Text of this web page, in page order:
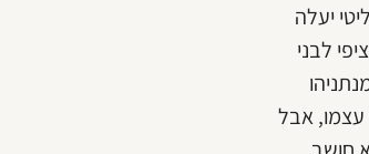
יעלה
לבני
עצמו, אבל